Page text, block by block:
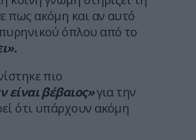
πως ακόμη και αν αυτό
όπλου από το
πιο
είναι βέβαιος»για την
ότι υπάρχουν ακόμη